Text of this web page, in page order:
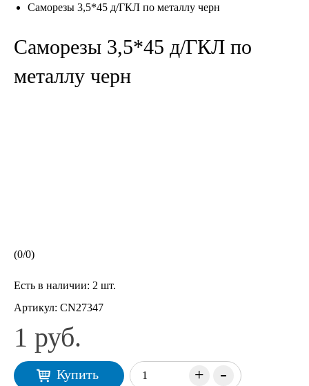
Саморезы 3,5*45 д/ГКЛ по металлу черн
Саморезы 3,5*45 д/ГКЛ по
металлу черн
(0/0)
Есть в наличии: 2 шт.
Артикул: CN27347
1 руб.
+ -
Купить